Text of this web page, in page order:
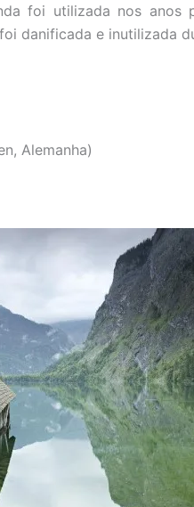
foi utilizada nos anos
danificada e inutilizada
Alemanha)